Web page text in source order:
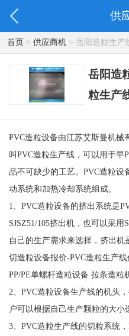
供
首页> 供应商机> 岳阳造粒生产
岳阳造
粒生产
PVC造粒设备由江苏艾斯曼机械
叫PVC造粒生产线，可以用于早
品不可缺少的工艺。PVC造粒
动系统和加热冷却系统组成。
1、PVC造粒设备的挤出系统是
SJSZ51/105挤出机，也可以采
自己的生产需求来选择，挤出机
切造粒设备报价-PVC造粒生产
PP/PE单螺杆造粒设备 拉条造粒
2、PVC造粒设备生产线的机头
户可以根据自己生产颗粒的大小
3、PVC造粒生产线的切粒系统